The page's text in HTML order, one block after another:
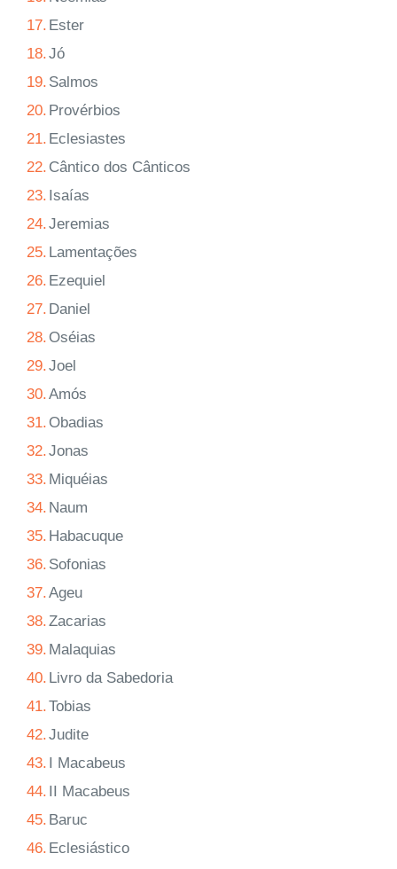
17. Ester
18.Jó
19. Salmos
20. Provérbios
21. Eclesiastes
22. Cântico dos Cânticos
23. Isaías
24.Jeremias
25. Lamentações
26. Ezequiel
27. Daniel
28. Oséias
29.Joel
30.Amós
31. Obadias
32.Jonas
33. Miquéias
34. Naum
35. Habacuque
36. Sofonias
37.Ageu
38.Zacarias
39. Malaquias
40. Livro da Sabedoria
41.Tobias
42.Judite
43. I Macabeus
44. II Macabeus
45. Baruc
46. Eclesiástico